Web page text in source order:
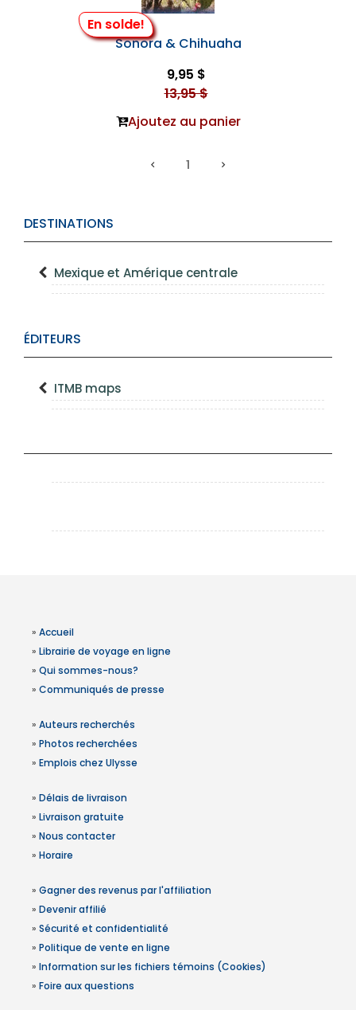
DESTINATIONS
Mexique et Amérique centrale
ÉDITEURS
ITMB maps
En solde!
Sonora & Chihuaha
9,95 $
13,95 $
Ajoutez au panier
1
» Accueil
» Librairie de voyage en ligne
» Qui sommes-nous?
» Communiqués de presse
» Auteurs recherchés
» Photos recherchées
» Emplois chez Ulysse
» Délais de livraison
» Livraison gratuite
» Nous contacter
» Horaire
» Gagner des revenus par l'affiliation
» Devenir affilié
» Sécurité et confidentialité
» Politique de vente en ligne
» Information sur les fichiers témoins (Cookies)
» Foire aux questions